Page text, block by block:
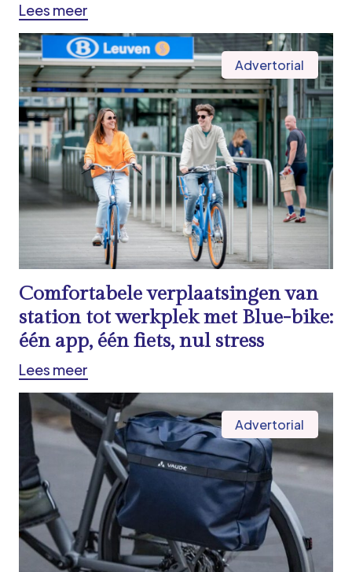
Lees meer
Advertorial
Comfortabele verplaatsingen van
station tot werkplek met Blue-bike:
één app, één fiets, nul stress
Lees meer
Advertorial